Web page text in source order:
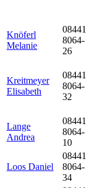
Knöferl
Melanie
08441
8064-
26
Kreitmeyer
Elisabeth
08441
8064-
32
Lange
Andrea
08441
8064-
10
Loos Daniel
08441
8064-
34